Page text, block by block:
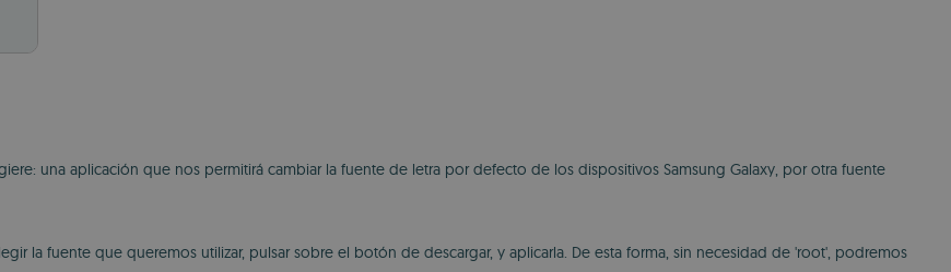
una aplicación que nos permitirá cambiar la fuente de letra por defecto de los dispositivos Samsung Galaxy, por otra fuente
la fuente que queremos utilizar, pulsar sobre el botón de descargar, y aplicarla. De esta forma, sin necesidad de 'root', podremos